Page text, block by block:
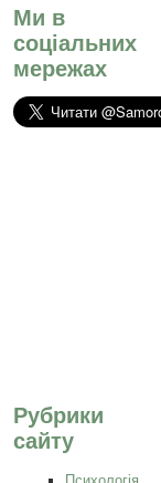
Ми в
соціальних
мережах
Рубрики
сайту